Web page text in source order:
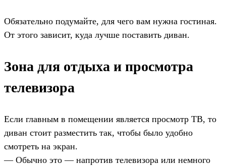
Обязательно подумайте, для чего вам нужна гостиная.
От этого зависит, куда лучше поставить диван.
Зона для отдыха и просмотра
телевизора
Если главным в помещении является просмотр ТВ, то
диван стоит разместить так, чтобы было удобно
смотреть на экран.
— Обычно это — напротив телевизора или немного